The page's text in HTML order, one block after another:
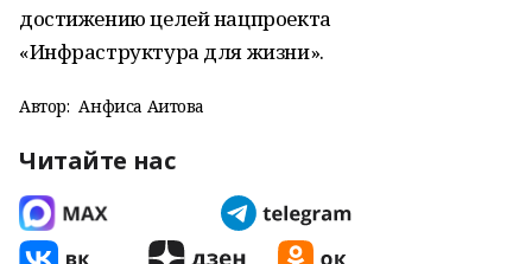
достижению целей нацпроекта
«Инфраструктура для жизни».
Автор: Анфиса Аитова
Читайте нас